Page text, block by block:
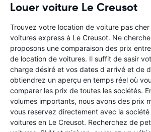
Louer voiture Le Creusot
Trouvez votre location de voiture pas
voitures express à Le Creusot. Ne
proposons une comparaison des prix
de location de voitures. Il suffit de sasir
charge désiré et vos dates d arrivé et de
obtiendrez un aperçu en temps réel où
comparer les prix de toutes les sociétés.
volumes importants, nous avons des prix
vous reservez directement avec la
voitures en Le Creusot. Recherchez de